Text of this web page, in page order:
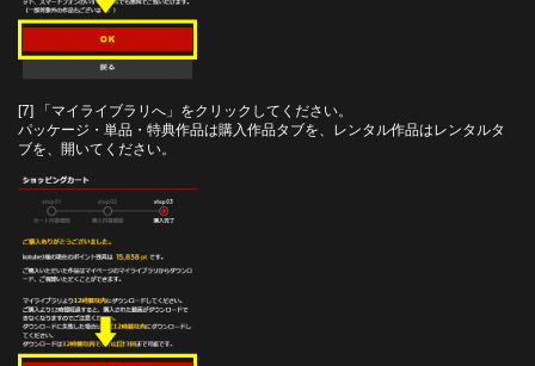
[7] 「マイライブラリへ」をクリックしてください。
パッケージ・単品・特典作品は購入作品タブを、レンタル作品はレンタルタ
ブを、開いてください。